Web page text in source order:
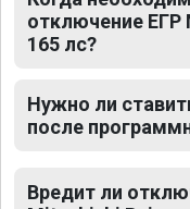
отключение ЕГР
165 лс?
Нужно ли
после
Вредит ли